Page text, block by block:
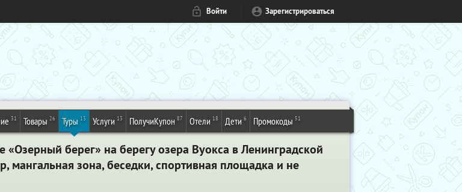
Войти Зарегистрироваться
31 Товары 26 Туры 13 Услуги 13 ПолучиКупон 87 Отели 18 Дети 6 Промокоды 51
берег» на берегу озера Вуокса в Ленинградской
мангальная зона, беседки, спортивная площадка и не